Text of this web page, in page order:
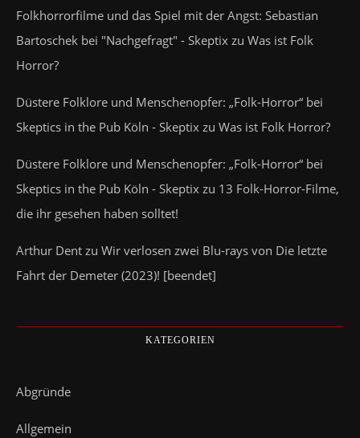
Folkhorrorfilme und das Spiel mit der Angst: Sebastian
Bartoschek bei "Nachgefragt" - Skeptix zu Was ist Folk
Horror?
Düstere Folklore und Menschenopfer: „Folk-Horror“ bei
Skeptics in the Pub Köln - Skeptix zu Was ist Folk Horror?
Düstere Folklore und Menschenopfer: „Folk-Horror“ bei
Skeptics in the Pub Köln - Skeptix zu 13 Folk-Horror-Filme,
die ihr gesehen haben solltet!
Arthur Dent zu Wir verlosen zwei Blu-rays von Die letzte
Fahrt der Demeter (2023)! [beendet]
KATEGORIEN
Abgründe
Allgemein